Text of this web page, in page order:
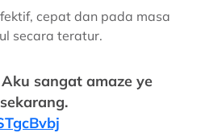
cepat dan pada masa
secara teratur.
sangat amaze ye